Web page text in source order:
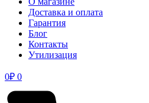
Доставка и оплата
Гарантия
Блог
Контакты
Утилизация
0₽ 0